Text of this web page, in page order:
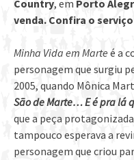
Country, em Porto
venda. Confira o
Minha Vida em Marte é a
personagem que surgiu
2005, quando Mônica
São de Marte… E é pra lá
que a peça
tampouco esperava a
personagem que criou